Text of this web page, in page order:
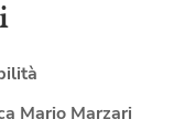
Mario Marzari